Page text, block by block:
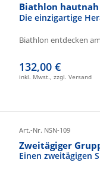
Biathlon hautnah
Die einzigartige
Biathlon entdecken
132,00 €
inkl. Mwst., zzgl. Versand
Art.-Nr. NSN-109
Zweitägiger
Einen zweitägigen